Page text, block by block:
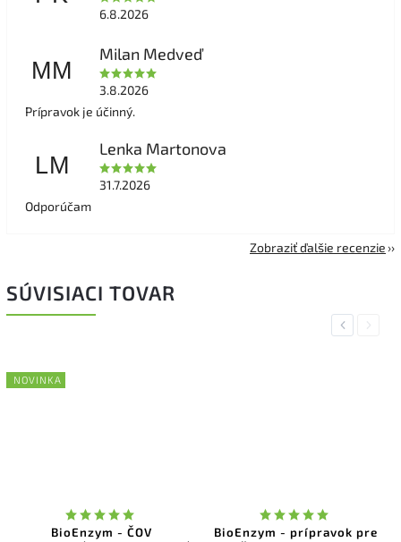
6.8.2026
MM
Milan Medveď
3.8.2026
Prípravok je účinný.
LM
Lenka Martonova
31.7.2026
Odporúčam
Zobraziť ďalšie recenzie
SÚVISIACI TOVAR
Previous
NOVINKA
BioEnzym - ČOV
BioEnzym - prípravok pre
Next